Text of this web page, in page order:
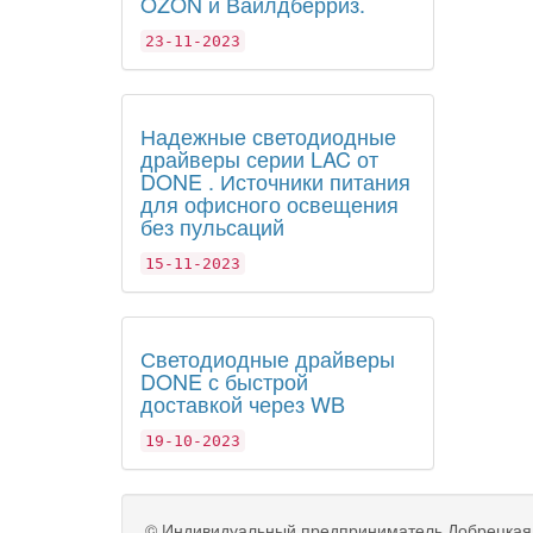
23-11-2023
Надежные светодиодные
драйверы серии LAC от
DONE . Источники питания
для офисного освещения
без пульсаций
15-11-2023
Светодиодные драйверы
DONE с быстрой
доставкой через WB
19-10-2023